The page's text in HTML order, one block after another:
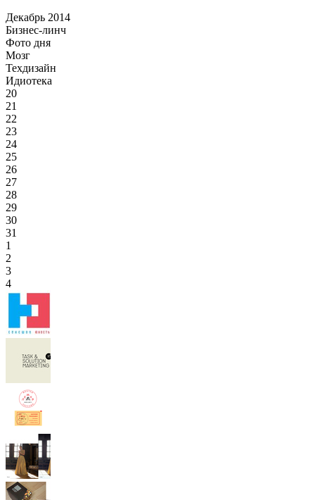
Декабрь 2014
Бизнес-линч
Фото дня
Мозг
Техдизайн
Идиотека
20
21
22
23
24
25
26
27
28
29
30
31
1
2
3
4